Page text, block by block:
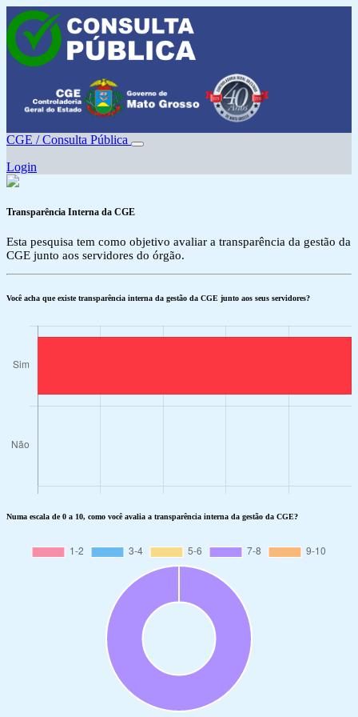
CGE / Consulta Pública
Login
Transparência Interna da CGE
Esta pesquisa tem como objetivo avaliar a transparência da gestão da
CGE junto aos servidores do órgão.
Você acha que existe transparência interna da gestão da CGE junto aos seus servidores?
Numa escala de 0 a 10, como você avalia a transparência interna da gestão da CGE?